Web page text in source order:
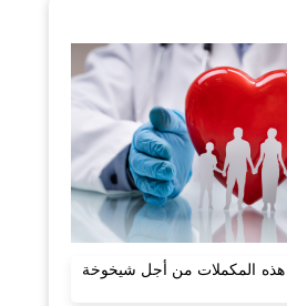
هذه المكملات من أجل شيخوخة